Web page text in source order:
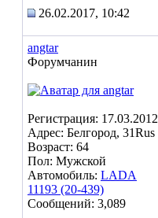
26.02.2017, 10:42
angtar
Форумчанин
Регистрация: 17.03.2012
Адрес: Белгород, 31Rus
Возраст: 64
Пол: Мужской
Автомобиль: LADA
11193 (20-439)
Сообщений: 3,089